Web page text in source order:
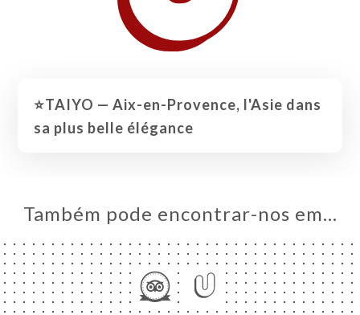
⭐️TAIYO — Aix-en-Provence, l'Asie dans
sa plus belle élégance
Também pode encontrar-nos em…